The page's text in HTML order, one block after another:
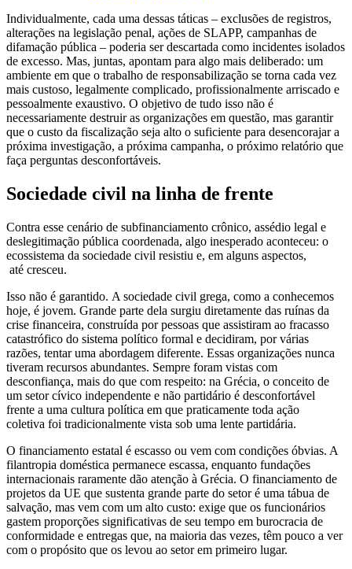
Individualmente, cada uma dessas táticas – exclusões de registros,
alterações na legislação penal, ações de SLAPP, campanhas de
difamação pública – poderia ser descartada como incidentes isolados
de excesso. Mas, juntas, apontam para algo mais deliberado: um
ambiente em que o trabalho de responsabilização se torna cada vez
mais custoso, legalmente complicado, profissionalmente arriscado e
pessoalmente exaustivo. O objetivo de tudo isso não é
necessariamente destruir as organizações em questão, mas garantir
que o custo da fiscalização seja alto o suficiente para desencorajar a
próxima investigação, a próxima campanha, o próximo relatório que
faça perguntas desconfortáveis.
Sociedade civil na linha de frente
Contra esse cenário de subfinanciamento crônico, assédio legal e
deslegitimação pública coordenada, algo inesperado aconteceu: o
ecossistema da sociedade civil resistiu e, em alguns aspectos,
até cresceu.
Isso não é garantido. A sociedade civil grega, como a conhecemos
hoje, é jovem. Grande parte dela surgiu diretamente das ruínas da
crise financeira, construída por pessoas que assistiram ao fracasso
catastrófico do sistema político formal e decidiram, por várias
razões, tentar uma abordagem diferente. Essas organizações nunca
tiveram recursos abundantes. Sempre foram vistas com
desconfiança, mais do que com respeito: na Grécia, o conceito de
um setor cívico independente e não partidário é desconfortável
frente a uma cultura política em que praticamente toda ação
coletiva foi tradicionalmente vista sob uma lente partidária.
O financiamento estatal é escasso ou vem com condições óbvias. A
filantropia doméstica permanece escassa, enquanto fundações
internacionais raramente dão atenção à Grécia. O financiamento de
projetos da UE que sustenta grande parte do setor é uma tábua de
salvação, mas vem com um alto custo: exige que os funcionários
gastem proporções significativas de seu tempo em burocracia de
conformidade e entregas que, na maioria das vezes, têm pouco a ver
com o propósito que os levou ao setor em primeiro lugar.